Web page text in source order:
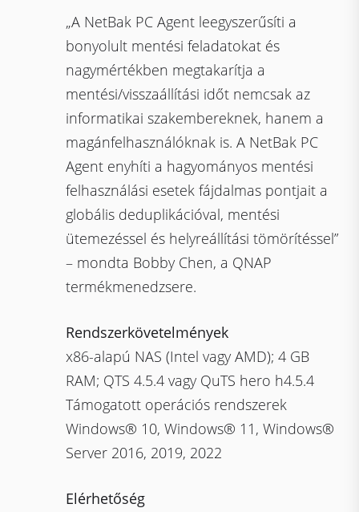
„A NetBak PC Agent leegyszerűsíti a
bonyolult mentési feladatokat és
nagymértékben megtakarítja a
mentési/visszaállítási időt nemcsak az
informatikai szakembereknek, hanem a
magánfelhasználóknak is. A NetBak PC
Agent enyhíti a hagyományos mentési
felhasználási esetek fájdalmas pontjait a
globális deduplikációval, mentési
ütemezéssel és helyreállítási tömörítéssel”
– mondta Bobby Chen, a QNAP
termékmenedzsere.
Rendszerkövetelmények
x86-alapú NAS (Intel vagy AMD); 4 GB
RAM; QTS 4.5.4 vagy QuTS hero h4.5.4
Támogatott operációs rendszerek
Windows® 10, Windows® 11, Windows®
Server 2016, 2019, 2022
Elérhetőség